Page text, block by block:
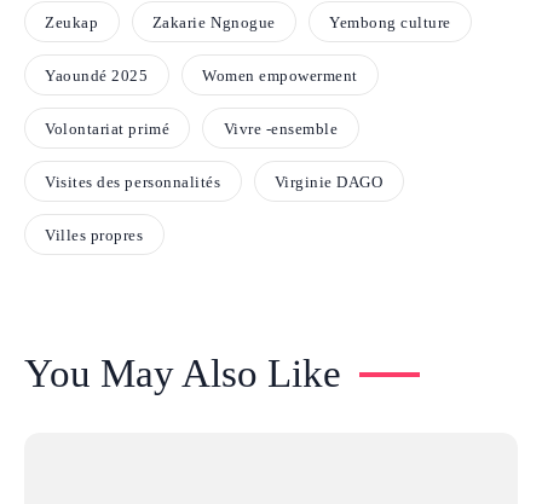
Zeukap Zakarie Ngnogue Yembong culture
Yaoundé 2025 Women empowerment
Volontariat primé Vivre -ensemble
Visites des personnalités Virginie DAGO
Villes propres
You May Also Like